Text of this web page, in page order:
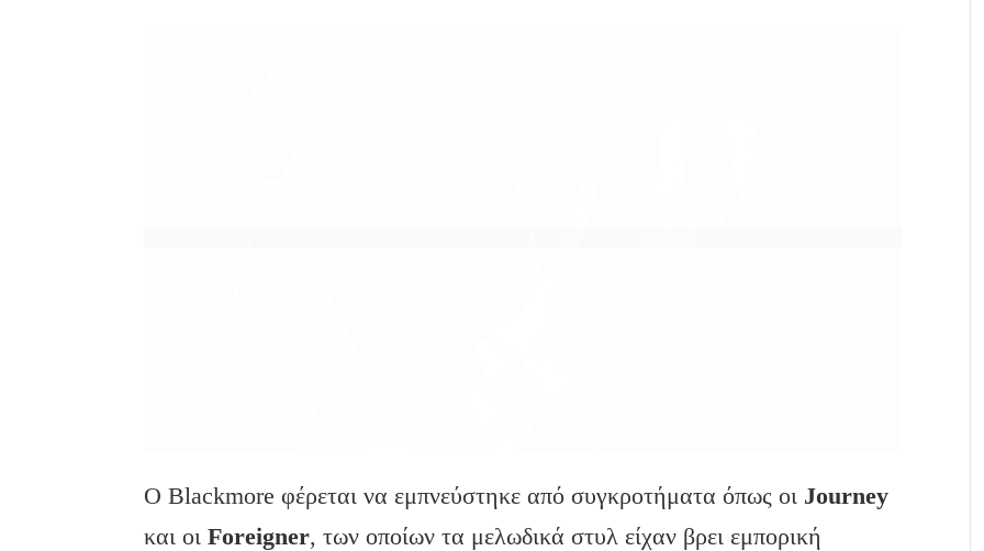
Ο Blackmore φέρεται να εμπνεύστηκε από συγκροτήματα όπως οι Journey
και οιForeigner, των οποίων τα μελωδικά στυλ είχαν βρει εμπορική